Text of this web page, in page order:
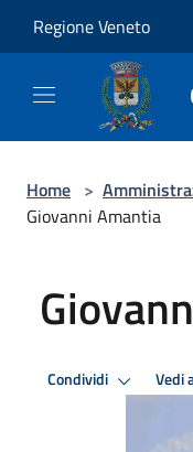
Regione Veneto
Home >
Giovanni Amantia
Condividi Vedi